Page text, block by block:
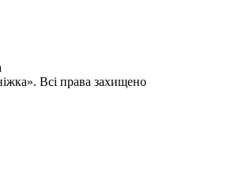
Всі права захищено